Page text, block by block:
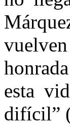
esta
difícil”